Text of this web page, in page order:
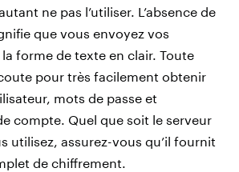
ne pas l’utiliser. L’absence de
que vous envoyez vos
forme de texte en clair. Toute
pour très facilement obtenir
mots de passe et
compte. Quel que soit le serveur
utilisez, assurez-vous qu’il fournit
de chiffrement.